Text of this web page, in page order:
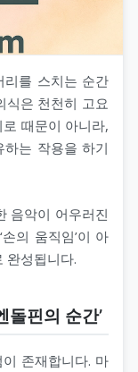
리를 스치는 순간
은 천천히 고요
때문이 아니라,
는 작용을 하기
음악이 어우러진
의 움직임’이 아
완성됩니다.
돌핀의 순간’
존재합니다. 마